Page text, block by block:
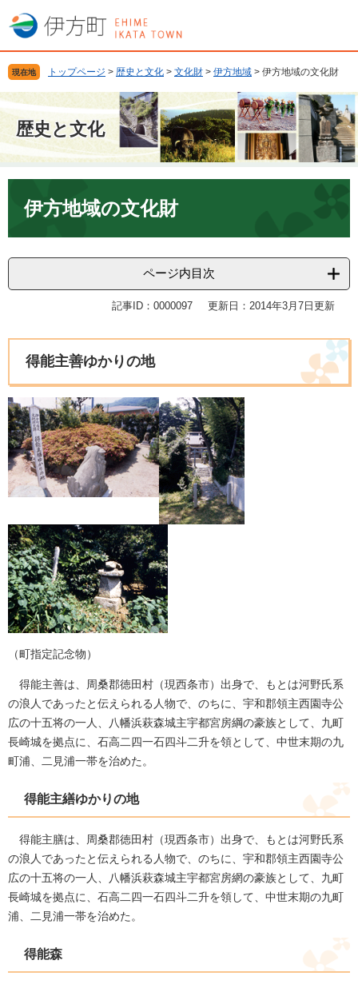
ー
先
頭
で
す
。
ニ
を
飛
ば
し
て
現在地 トップページ > 歴史と文化 > 文化財 > 伊方地域 > 伊方地域の文化財
歴史と文化
伊方地域の文化財
ページ内目次
記事ID：0000097 更新日：2014年3月7日更新
得能主善ゆかりの地
（町指定記念物）
得能主善は、周桑郡徳田村（現西条市）出身で、もとは河野氏系
の浪人であったと伝えられる人物で、のちに、宇和郡領主西園寺公
広の十五将の一人、八幡浜萩森城主宇都宮房綱の豪族として、九町
長崎城を拠点に、石高二四一石四斗二升を領として、中世末期の九
町浦、二見浦一帯を治めた。
得能主繕ゆかりの地
得能主膳は、周桑郡徳田村（現西条市）出身で、もとは河野氏系
の浪人であったと伝えられる人物で、のちに、宇和郡領主西園寺公
広の十五将の一人、八幡浜萩森城主宇都宮房網の豪族として、九町
長崎城を拠点に、石高二四一石四斗二升を領して、中世末期の九町
浦、二見浦一帯を治めた。
得能森